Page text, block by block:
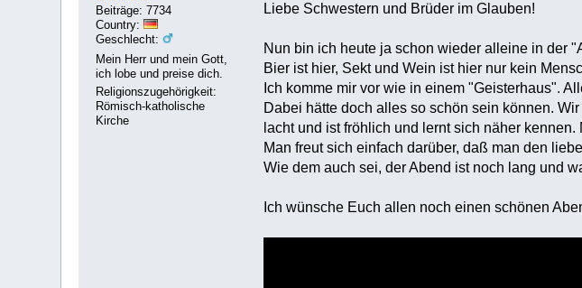
Beiträge: 7734
Country:
Geschlecht:
Mein Herr und mein Gott,
ich lobe und preise dich.
Religionszugehörigkeit:
Römisch-katholische
Kirche
Liebe Schwestern und Brüder im Glauben!
Nun bin ich heute ja schon wieder alleine in der
Bier ist hier, Sekt und Wein ist hier nur kein
Ich komme mir vor wie in einem "Geisterhaus".
Dabei hätte doch alles so schön sein können.
lacht und ist fröhlich und lernt sich näher
Man freut sich einfach darüber, daß man den
Wie dem auch sei, der Abend ist noch lang und
Ich wünsche Euch allen noch einen schönen